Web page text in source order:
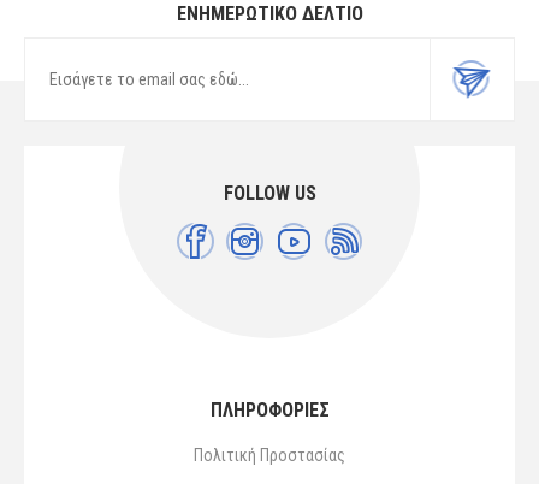
ΕΝΗΜΕΡΩΤΙΚΌ ΔΕΛΤΊΟ
FOLLOW US
ΠΛΗΡΟΦΟΡΙΕΣ
Πολιτική Προστασίας